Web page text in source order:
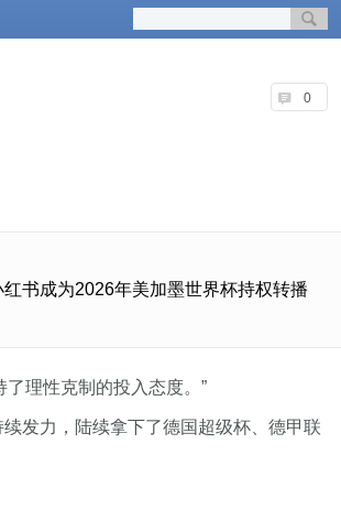
0
书成为2026年美加墨世界杯持权转播
理性克制的投入态度。”
发力，陆续拿下了德国超级杯、德甲联